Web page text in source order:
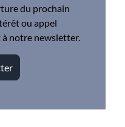
du prochain
ou appel
notre newsletter.